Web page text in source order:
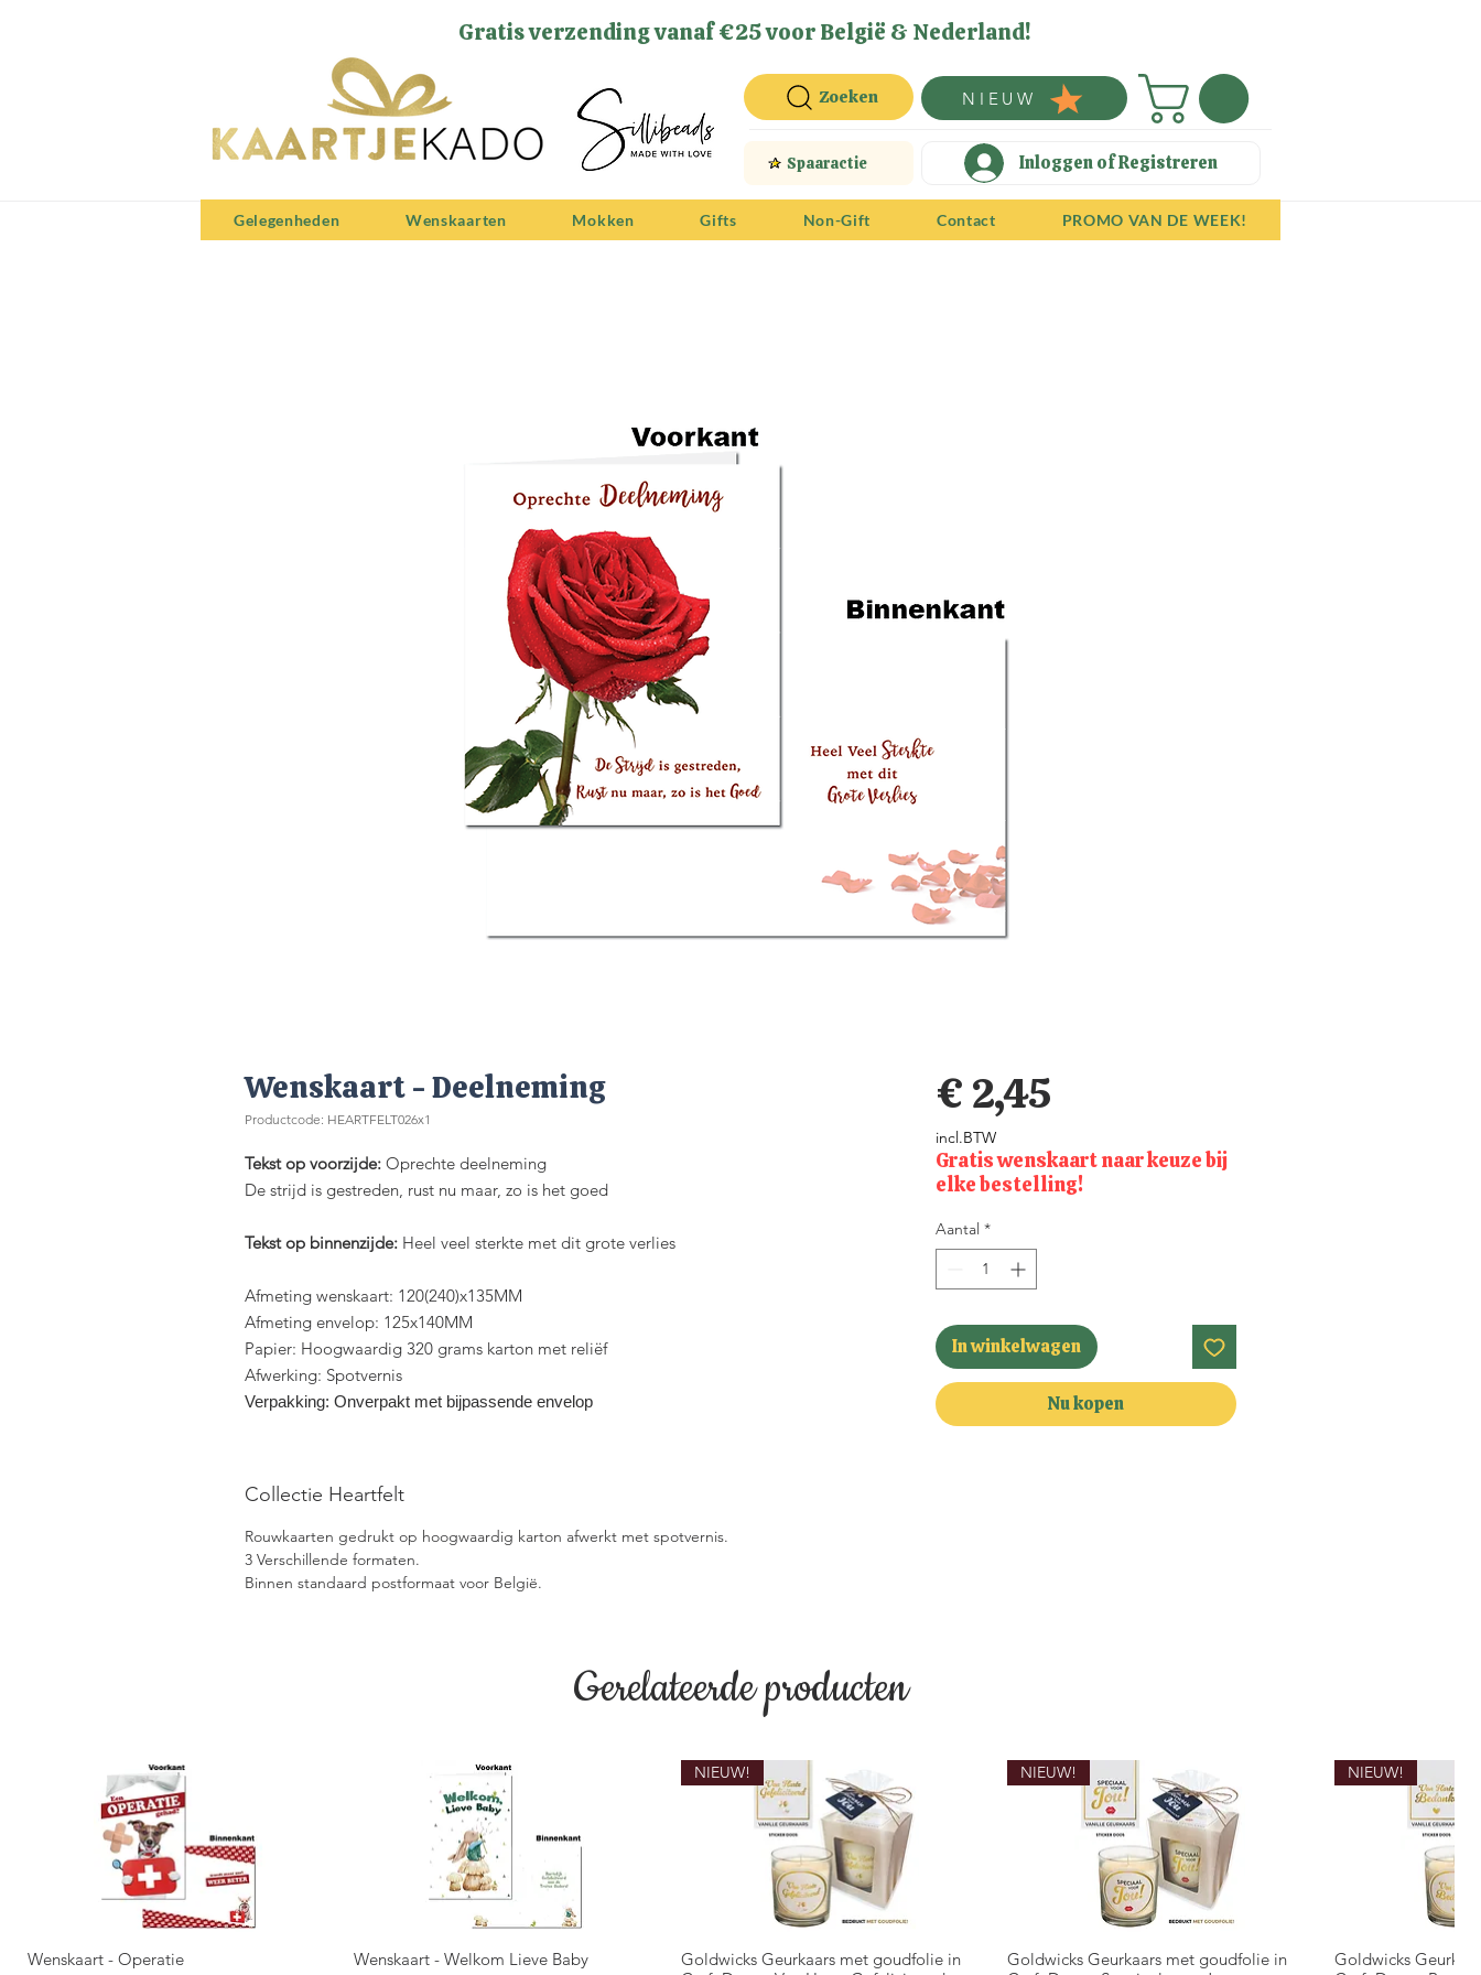
Gratis verzending vanaf €25 voor België & Nederland!
Zoeken NIEUW
Spaaractie Inloggen of Registreren
Gelegenheden Wenskaarten Mokken Gifts Non-Gift Contact PROMO VAN DE WEEK!
Wenskaart - Deelneming
Productcode: HEARTFELT026x1
Tekst op voorzijde: Oprechte deelneming
De strijd is gestreden, rust nu maar, zo is het goed
Tekst op binnenzijde: Heel veel sterkte met dit grote verlies
Afmeting wenskaart: 120(240)x135MM
Afmeting envelop: 125x140MM
Papier: Hoogwaardig 320 grams karton met reliëf
Afwerking: Spotvernis
Verpakking: Onverpakt met bijpassende envelop
Collectie Heartfelt
Rouwkaarten gedrukt op hoogwaardig karton afwerkt met spotvernis.
3 Verschillende formaten.
​Binnen standaard postformaat voor België.
€ 2,45Prijs
incl.BTW
Gratis wenskaart naar keuze bij
elke bestelling!
Aantal *
In winkelwagen
Nu kopen
Gerelateerde producten
Snel overzicht
Wenskaart - Operatie Snel overzicht
Wenskaart - Welkom Lieve Baby Snel overzicht
NIEUW!
Goldwicks Geurkaars met goudfolie in
Snel overzicht
NIEUW!
Goldwicks Geurkaars met goudfolie in
Snel
NIEUW!
Goldwicks